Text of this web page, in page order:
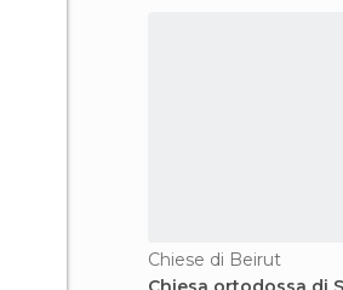
Chiese di Beirut